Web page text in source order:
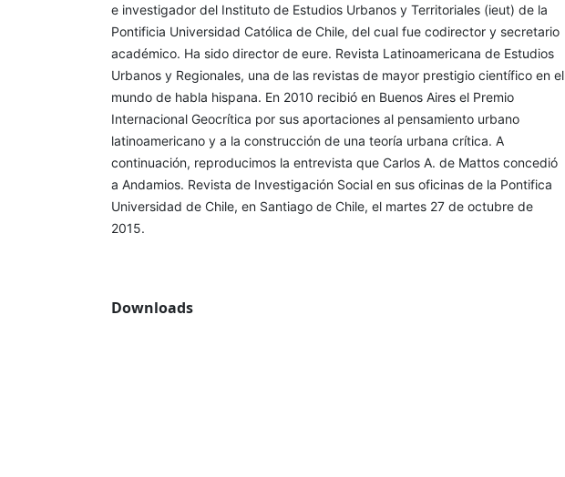
e investigador del Instituto de Estudios Urbanos y Territoriales (ieut) de la
Pontificia Universidad Católica de Chile, del cual fue codirector y secretario
académico. Ha sido director de eure. Revista Latinoamericana de Estudios
Urbanos y Regionales, una de las revistas de mayor prestigio científico en el
mundo de habla hispana. En 2010 recibió en Buenos Aires el Premio
Internacional Geocrítica por sus aportaciones al pensamiento urbano
latinoamericano y a la construcción de una teoría urbana crítica. A
continuación, reproducimos la entrevista que Carlos A. de Mattos concedió
a Andamios. Revista de Investigación Social en sus oficinas de la Pontifica
Universidad de Chile, en Santiago de Chile, el martes 27 de octubre de
2015.
Downloads